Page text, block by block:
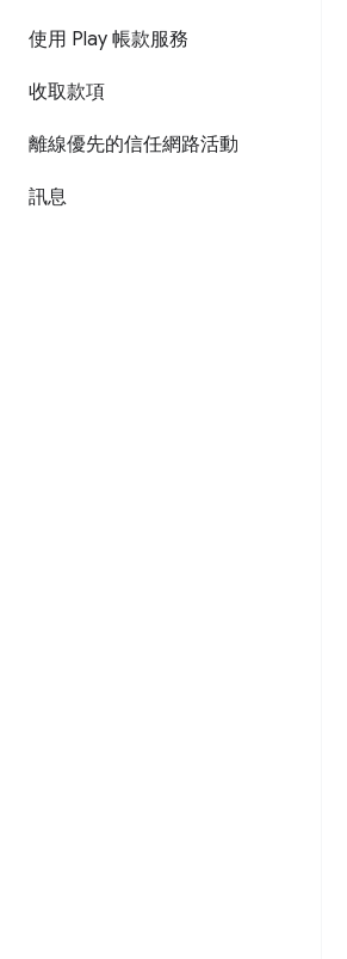
使用 Play 帳款服務
收取款項
離線優先的信任網路活動
訊息